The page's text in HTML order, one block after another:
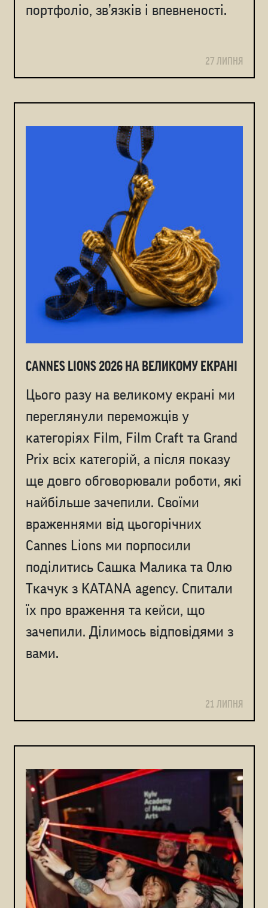
портфоліо, зв’язків і впевненості.
27 ЛИПНЯ
CANNES LIONS 2026 НА ВЕЛИКОМУ ЕКРАНІ
Цього разу на великому екрані ми
переглянули переможців у
категоріях Film, Film Craft та Grand
Prix всіх категорій, а після показу
ще довго обговорювали роботи, які
найбільше зачепили. Cвоїми
враженнями від цьогорічних
Cannes Lions ми порпосили
поділитись Сашка Малика та Олю
Ткачук з KATANA agency. Спитали
їх про враження та кейси, що
зачепили. Ділимось відповідями з
вами.
21 ЛИПНЯ